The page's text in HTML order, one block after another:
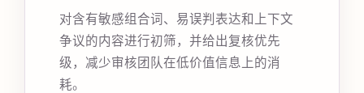
对含有敏感组合词、易误判表达和上下文
争议的内容进行初筛，并给出复核优先
级，减少审核团队在低价值信息上的消
耗。